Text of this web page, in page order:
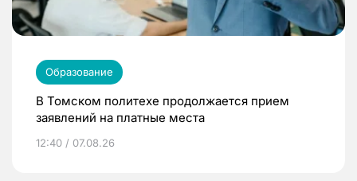
Образование
В Томском политехе продолжается прием
заявлений на платные места
12:40 / 07.08.26